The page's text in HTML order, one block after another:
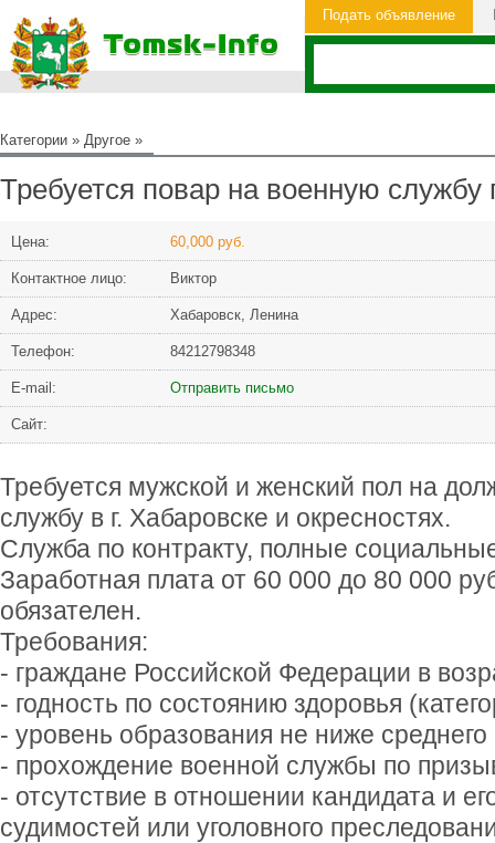
Подать объявление
Категории » Другое »
Требуется повар на военную службу
Цена: 60,000 руб.
Контактное лицо: Виктор
Адрес: Хабаровск, Ленина
Телефон: 84212798348
Е-mail: Отправить письмо
Сайт:
Требуется мужской и женский пол на
службу в г. Хабаровске и окресностях.
Служба по контракту, полные
Заработная плата от 60 000 до 80 000
обязателен.
Требования:
- граждане Российской Федерации в
- годность по состоянию здоровья
- уровень образования не ниже среднего
- прохождение военной службы по
- отсутствие в отношении кандидата и
судимостей или уголовного